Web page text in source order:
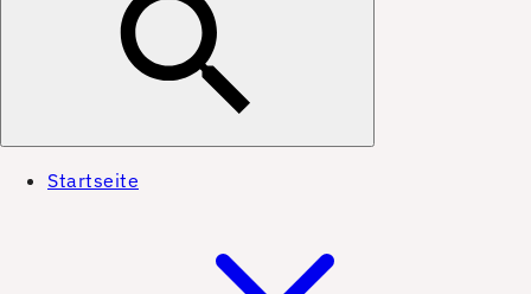
Startseite